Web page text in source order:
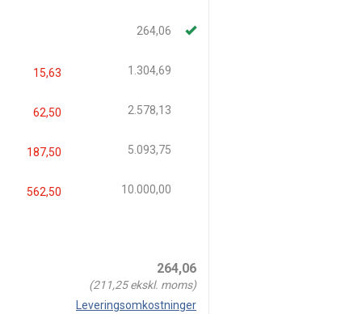
264,06
15,63 1.304,69
62,50 2.578,13
187,50 5.093,75
562,50 10.000,00
264,06
(211,25ekskl. moms)
Leveringsomkostninger